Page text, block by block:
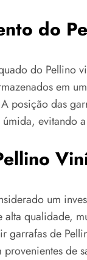
do
do Pellino
em
posição das
evitando
um
qualidade,
garrafas de
provenientes de